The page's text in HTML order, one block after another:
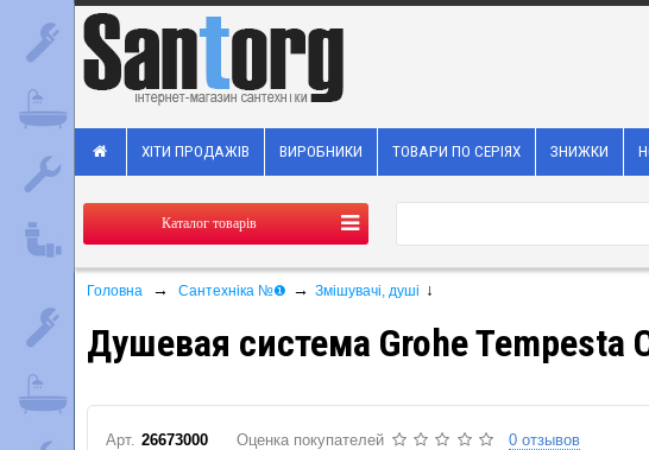
ХІТИ ПРОДАЖІВ ВИРОБНИКИ ТОВАРИ ПО СЕРІЯХ ЗНИЖКИ
Каталог товарів
Головна → Сантехніка №❶ → Змішувачі, душі ↓
Душевая система Grohe Tempesta
Арт. 26673000 Оценка покупателей 0 отзывов